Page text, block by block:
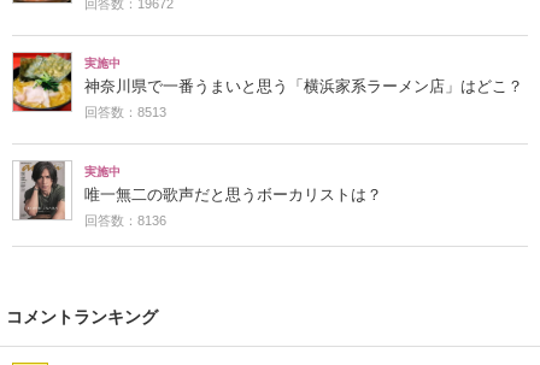
回答数：19672
実施中
神奈川県で一番うまいと思う「横浜家系ラーメン店」はどこ？
回答数：8513
実施中
唯一無二の歌声だと思うボーカリストは？
回答数：8136
コメントランキング